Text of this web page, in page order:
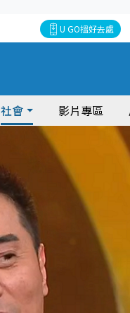
U GO搵好去處
社會 影片專區